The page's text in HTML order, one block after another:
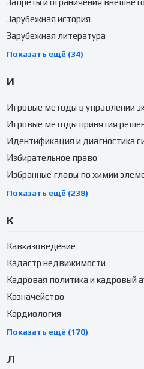
Запреты и ограничения
Зарубежная история
Зарубежная литература
Показать ещё (34)
И
Игровые методы в управлении
Игровые методы принятия
Идентификация и диагностика
Избирательное право
Избранные главы по химии
Показать ещё (238)
К
Кавказоведение
Кадастр недвижимости
Кадровая политика и кадровый
Казначейство
Кардиология
Показать ещё (170)
Л